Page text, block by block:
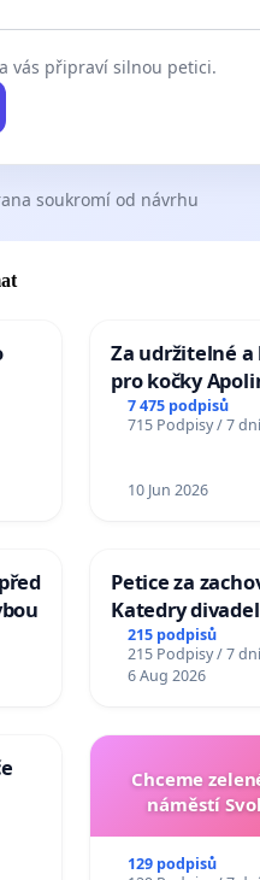
vás připraví silnou petici.
soukromí od návrhu
Za udržitelné
pro kočky
7 475 podpisů
715 Podpisy / 7 dní
10 Jun 2026
Petice za
Katedry
215 podpisů
215 Podpisy / 7 dní
6 Aug 2026
Chceme
náměstí
129 podpisů